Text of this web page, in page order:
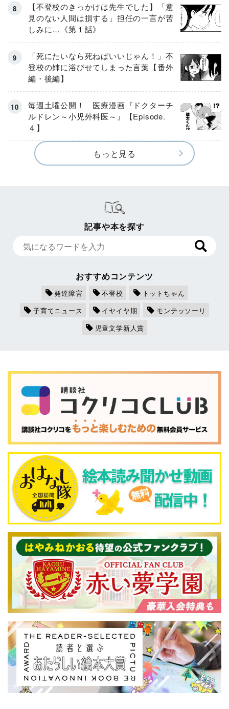
【不登校のきっかけは先生でした】「意
見のない人間は損する」担任の一言が苦
しみに…《第１話》
「死にたいなら死ねばいいじゃん！」不
登校の姉に浴びせてしまった言葉【番外
編・後編】
毎週土曜公開！ 医療漫画『ドクターチ
ルドレン～小児外科医～』【Episode.
４】
もっと見る
記事や本を探す
おすすめコンテンツ
発達障害 不登校
トットちゃん
子育てニュース
イヤイヤ期
モンテッソーリ
児童文学新人賞